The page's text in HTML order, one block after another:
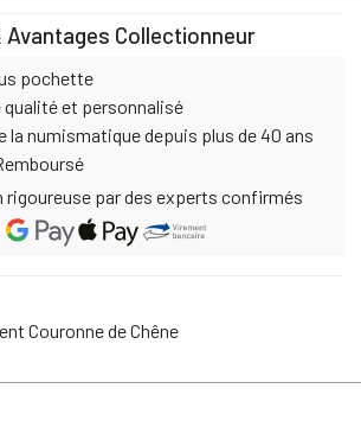
Collectionneur
pochette
qualité et personnalisé
la numismatique depuis plus de 40 ans
rigoureuse par des experts confirmés
Couronne de Chêne